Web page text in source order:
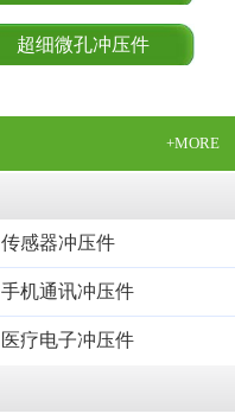
超细微孔冲压件
+MORE
传感器冲压件
手机通讯冲压件
医疗电子冲压件